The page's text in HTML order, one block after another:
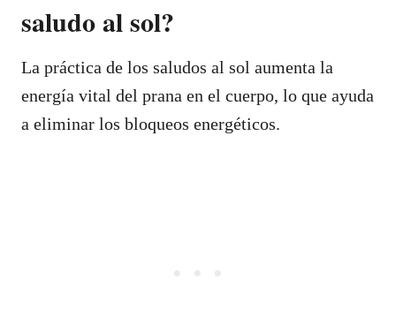
saludo al sol?
La práctica de los saludos al sol aumenta la
energía vital del prana en el cuerpo, lo que ayuda
a eliminar los bloqueos energéticos.